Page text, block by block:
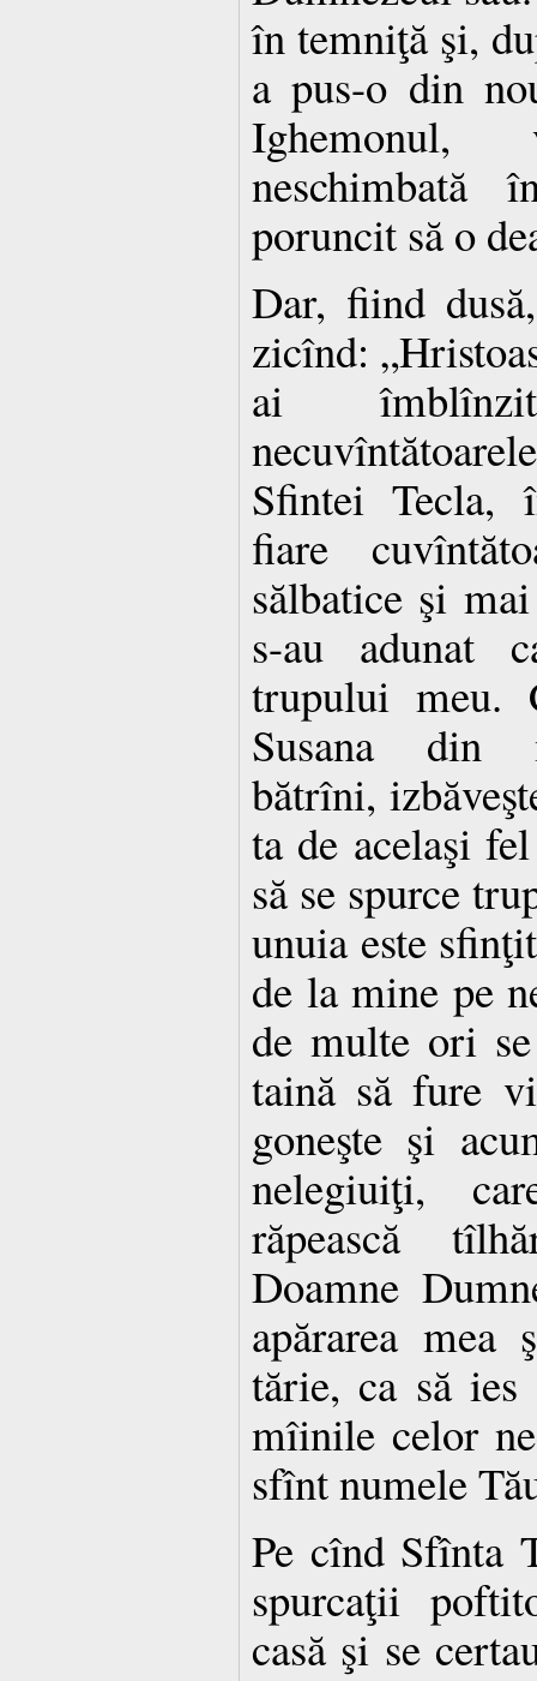
în temniţă şi,
a pus-o din
Ighemonul,
neschimbată
poruncit să o
Dar, fiind
zicînd:
ai
Sfintei Tecla,
fiare
sălbatice şi
s-au adunat
trupului
Susana din
bătrîni,
ta de acelaşi
să se spurce
unuia este
de la mine pe
de multe ori
taină să fure
goneşte şi
nelegiuiţi,
răpească
Doamne
apărarea mea
tărie, ca să ies
mîinile celor
sfînt numele
Pe cînd Sfînta
spurcaţii
casă şi se